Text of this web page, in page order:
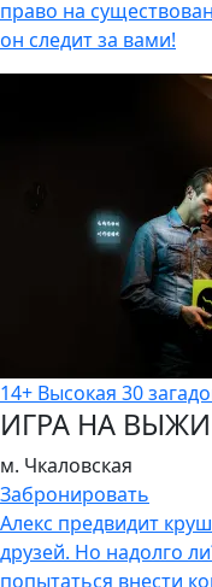
право на
он следит за вами!
14+ Высокая 30
ИГРА НА
м. Чкаловская
Забронировать
Алекс предвидит
друзей. Но надолго
попытаться внести